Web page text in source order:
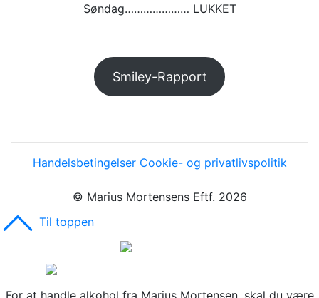
Søndag………………… LUKKET
Smiley-Rapport
Handelsbetingelser Cookie- og privatlivspolitik
© Marius Mortensens Eftf. 2026
Til toppen
For at handle alkohol fra Marius Mortensen, skal du være